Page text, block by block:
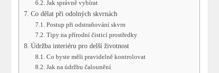
Jak správně vybírat
Co dělat při odolných skvrnách
Postup při odstraňování skvrn
Tipy na přírodní čisticí prostředky
Údržba interiéru pro delší životnost
Co byste měli pravidelně kontrolovat
Jak na údržbu čalounění